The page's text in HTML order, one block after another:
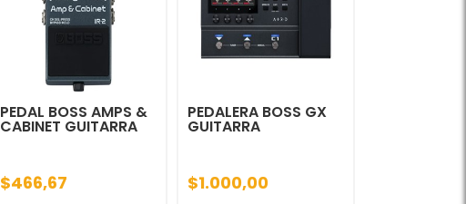
PEDAL BOSS AMPS &
CABINET GUITARRA
$466,67
PEDALERA BOSS GX
GUITARRA
$1.000,00